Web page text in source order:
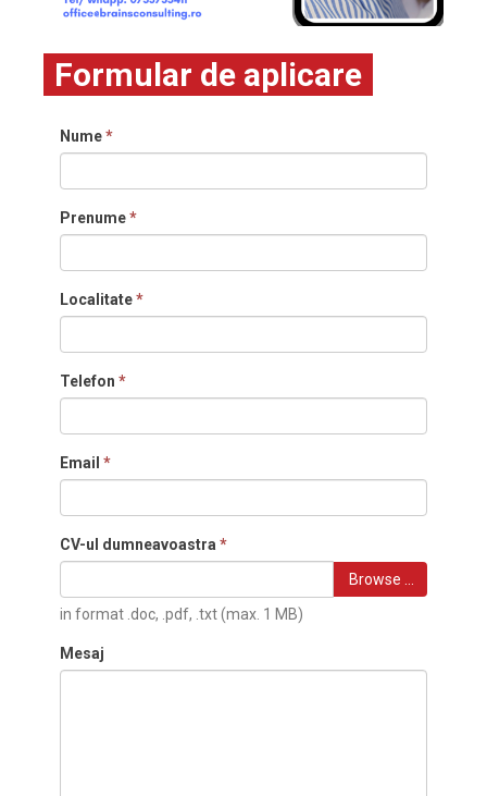
Formular de aplicare
Nume*
Prenume*
Localitate*
Telefon *
Email *
CV-ul dumneavoastra *
Browse …
in format .doc, .pdf, .txt (max. 1 MB)
Mesaj